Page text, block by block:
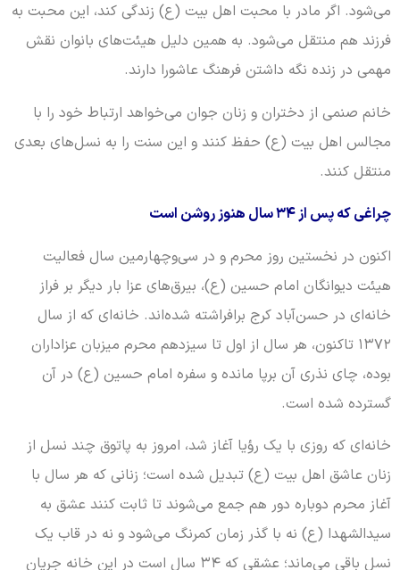
می‌شود. اگر مادر با محبت اهل بیت (ع) زندگی کند، این محبت به
فرزند هم منتقل می‌شود. به همین دلیل هیئت‌های بانوان نقش
مهمی در زنده نگه داشتن فرهنگ عاشورا دارند.
خانم صنمی از دختران و زنان جوان می‌خواهد ارتباط خود را با
مجالس اهل بیت (ع) حفظ کنند و این سنت را به نسل‌های بعدی
منتقل کنند.
چراغی که پس از ۳۴ سال هنوز روشن است
اکنون در نخستین روز محرم و در سی‌وچهارمین سال فعالیت
هیئت دیوانگان امام حسین (ع)، بیرق‌های عزا بار دیگر بر فراز
خانه‌ای در حسن‌آباد کرج برافراشته شده‌اند. خانه‌ای که از سال
۱۳۷۲ تاکنون، هر سال از اول تا سیزدهم محرم میزبان عزاداران
بوده، چای نذری آن برپا مانده و سفره امام حسین (ع) در آن
گسترده شده است.
خانه‌ای که روزی با یک رؤیا آغاز شد، امروز به پاتوق چند نسل از
زنان عاشق اهل بیت (ع) تبدیل شده است؛ زنانی که هر سال با
آغاز محرم دوباره دور هم جمع می‌شوند تا ثابت کنند عشق به
سیدالشهدا (ع) نه با گذر زمان کمرنگ می‌شود و نه در قاب یک
نسل باقی می‌ماند؛ عشقی که ۳۴ سال است در این خانه جریان